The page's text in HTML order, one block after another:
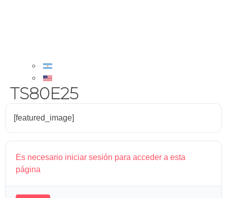
TS80E25
[featured_image]
Es necesario iniciar sesión para acceder a esta
página